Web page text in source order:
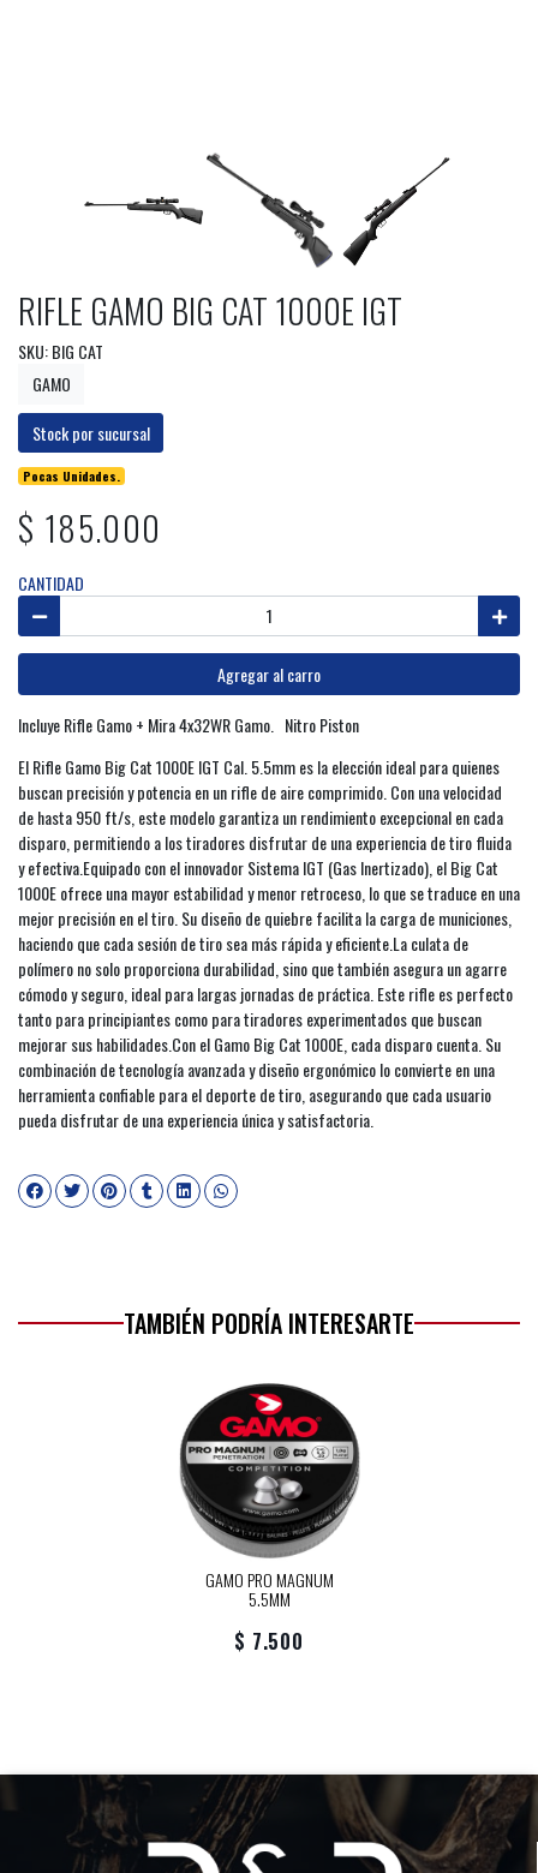
RIFLE GAMO BIG CAT 1000E IGT
SKU: BIG CAT
GAMO
Stock por sucursal
Pocas Unidades.
$ 185.000
CANTIDAD
Agregar al carro
Incluye Rifle Gamo + Mira 4x32WR Gamo. Nitro Piston
El Rifle Gamo Big Cat 1000E IGT Cal. 5.5mm es la elección ideal para quienes
buscan precisión y potencia en un rifle de aire comprimido. Con una velocidad
de hasta 950 ft/s, este modelo garantiza un rendimiento excepcional en cada
disparo, permitiendo a los tiradores disfrutar de una experiencia de tiro fluida
y efectiva.Equipado con el innovador Sistema IGT (Gas Inertizado), el Big Cat
1000E ofrece una mayor estabilidad y menor retroceso, lo que se traduce en una
mejor precisión en el tiro. Su diseño de quiebre facilita la carga de municiones,
haciendo que cada sesión de tiro sea más rápida y eficiente.La culata de
polímero no solo proporciona durabilidad, sino que también asegura un agarre
cómodo y seguro, ideal para largas jornadas de práctica. Este rifle es perfecto
tanto para principiantes como para tiradores experimentados que buscan
mejorar sus habilidades.Con el Gamo Big Cat 1000E, cada disparo cuenta. Su
combinación de tecnología avanzada y diseño ergonómico lo convierte en una
herramienta confiable para el deporte de tiro, asegurando que cada usuario
pueda disfrutar de una experiencia única y satisfactoria.
TAMBIÉN PODRÍA INTERESARTE
GAMO PRO MAGNUM
5.5MM
$ 7.500